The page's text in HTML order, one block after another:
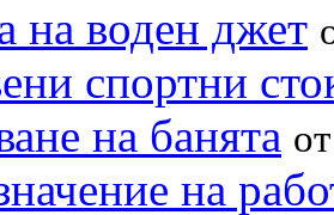
на воден джет
спортни
на банята
на